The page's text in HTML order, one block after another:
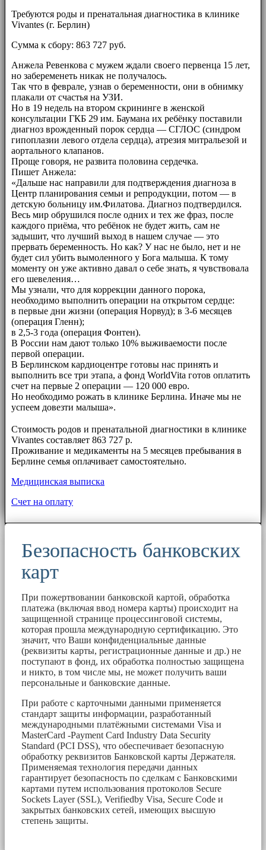
Требуются роды и пренатальная диагностика в клинике
Vivantes (г. Берлин)
Сумма к сбору: 863 727 руб.
Анжела Ревенкова с мужем ждали своего первенца 15 лет,
но забеременеть никак не получалось.
Так что в феврале, узнав о беременности, они в обнимку
плакали от счастья на УЗИ.
Но в 19 недель на втором скрининге в женской
консультации ГКБ 29 им. Баумана их ребёнку поставили
диагноз врожденный порок сердца — СГЛОС (синдром
гипоплазии левого отдела сердца), атрезия митральезой и
аортального клапанов.
Проще говоря, не развита половина сердечка.
Пишет Анжела:
«Дальше нас направили для подтверждения диагноза в
Центр планирования семьи и репродукции, потом — в
детскую больницу им.Филатова. Диагноз подтвердился.
Весь мир обрушился после одних и тех же фраз, после
каждого приёма, что ребёнок не будет жить, сам не
задышит, что лучший выход в нашем случае — это
прервать беременность. Но как? У нас не было, нет и не
будет сил убить вымоленного у Бога малыша. К тому
моменту он уже активно давал о себе знать, я чувствовала
его шевеления…
Мы узнали, что для коррекции данного порока,
необходимо выполнить операции на открытом сердце:
в первые дни жизни (операция Норвуд); в 3-6 месяцев
(операция Гленн);
в 2,5-3 года (операция Фонтен).
В России нам дают только 10% выживаемости после
первой операции.
В Берлинском кардиоцентре готовы нас принять и
выполнить все три этапа, а фонд WorldVita готов оплатить
счет на первые 2 операции — 120 000 евро.
Но необходимо рожать в клинике Берлина. Иначе мы не
успеем довезти малыша».
Стоимость родов и пренатальной диагностики в клинике
Vivantes составляет 863 727 р.
Проживание и медикаменты на 5 месяцев пребывания в
Берлине семья оплачивает самостоятельно.
Медицинская выписка
Счет на оплату
Безопасность банковских
карт
При пожертвовании банковской картой, обработка
платежа (включая ввод номера карты) происходит на
защищенной странице процессинговой системы,
которая прошла международную сертификацию. Это
значит, что Ваши конфиденциальные данные
(реквизиты карты, регистрационные данные и др.) не
поступают в фонд, их обработка полностью защищена
и никто, в том числе мы, не может получить ваши
персональные и банковские данные.
При работе с карточными данными применяется
стандарт защиты информации, разработанный
международными платёжными системами Visa и
MasterCard -Payment Card Industry Data Security
Standard (PCI DSS), что обеспечивает безопасную
обработку реквизитов Банковской карты Держателя.
Применяемая технология передачи данных
гарантирует безопасность по сделкам с Банковскими
картами путем использования протоколов Secure
Sockets Layer (SSL), Verifiedby Visa, Secure Code и
закрытых банковских сетей, имеющих высшую
степень защиты.